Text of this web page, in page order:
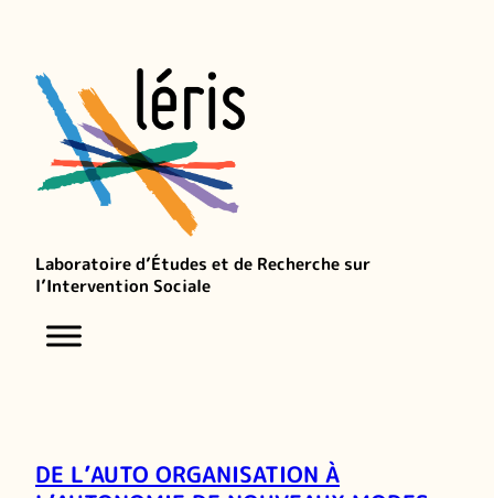
Laboratoire d’Études et de Recherche sur
l’Intervention Sociale
DE L’AUTO ORGANISATION À